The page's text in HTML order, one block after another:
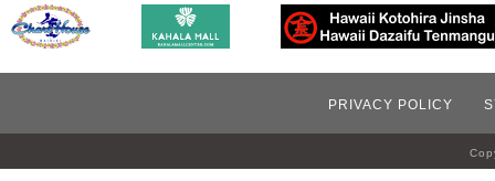
PRIVACY POLICY